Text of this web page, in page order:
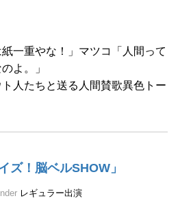
一重やな！」マツコ「人間って
よ。」
人たちと送る人間賛歌異色トー
ズ！脳ベルSHOW」
レギュラー出演